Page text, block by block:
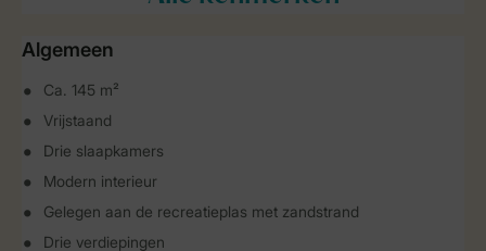
Algemeen
Ca. 145 m²
Vrijstaand
Drie slaapkamers
Modern interieur
Gelegen aan de recreatieplas met zandstrand
Drie verdiepingen